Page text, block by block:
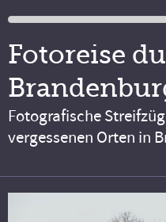
Fotoreise
Fotografische
vergessenen Orten in